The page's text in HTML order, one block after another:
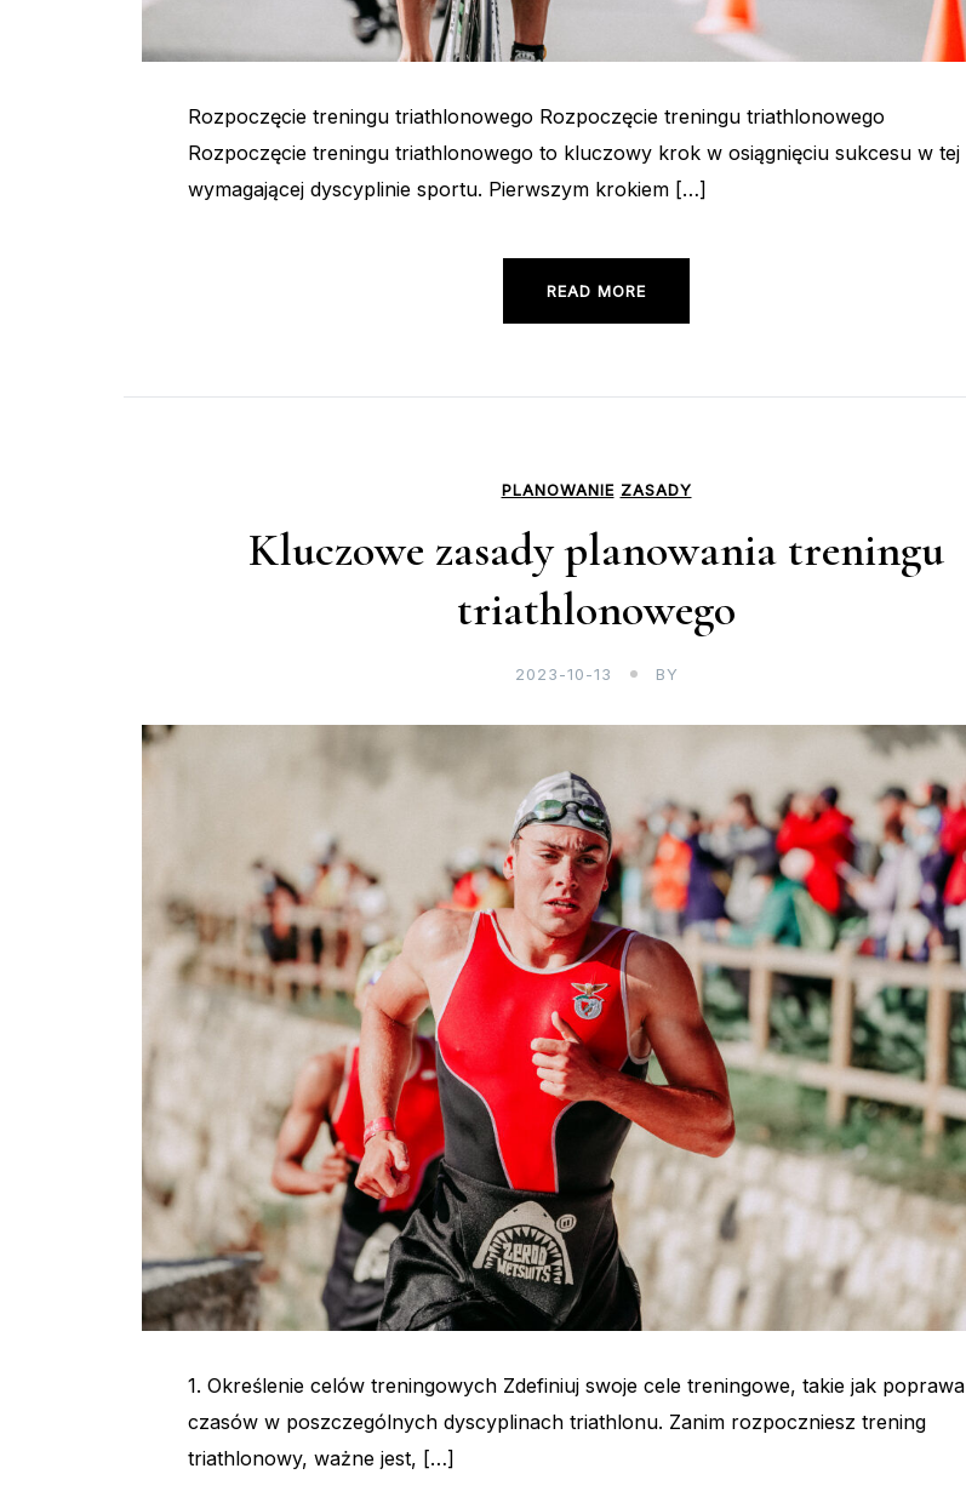
Rozpoczęcie treningu triathlonowego Rozpoczęcie treningu triathlonowego
Rozpoczęcie treningu triathlonowego to kluczowy krok w osiągnięciu sukcesu w tej
wymagającej dyscyplinie sportu. Pierwszym krokiem […]
READ MORE
PLANOWANIE ZASADY
Kluczowe zasady planowania treningu
triathlonowego
2023-10-13 BY
1. Określenie celów treningowych Zdefiniuj swoje cele treningowe, takie jak poprawa
czasów w poszczególnych dyscyplinach triathlonu. Zanim rozpoczniesz trening
triathlonowy, ważne jest, […]